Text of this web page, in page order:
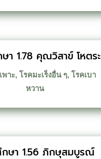
า 1.78 คุณวิสาข์ โหตระ
พาะ, โรคมะเร็งอื่น ๆ, โรคเบา
หวาน
ษา 1.56 ภิกษุสมบูรณ์